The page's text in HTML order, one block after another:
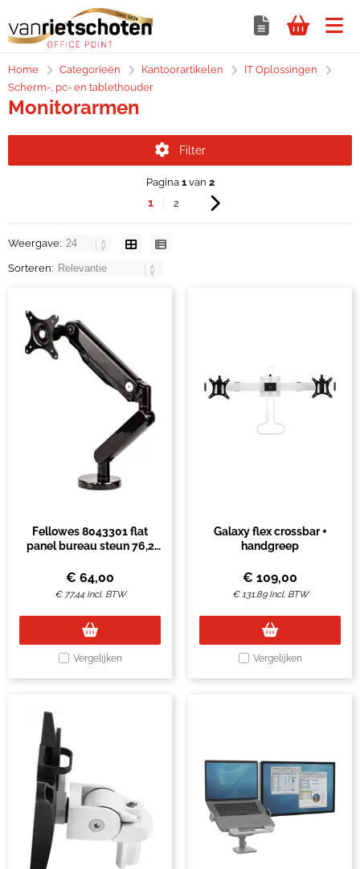
Home Categorieën Kantoorartikelen
IT Oplossingen
Scherm-, pc- en tablethouder
Monitorarmen
Filter
Pagina 1van 2
1 2
Weergave:
Sorteren:
Fellowes 8043301 flat
panel bureau steun 76,2
€ 64,00
€ 77,44 Incl. BTW
Vergelijken
Galaxy flex crossbar +
handgreep
€ 109,00
€131,89 Incl. BTW
Vergelijken